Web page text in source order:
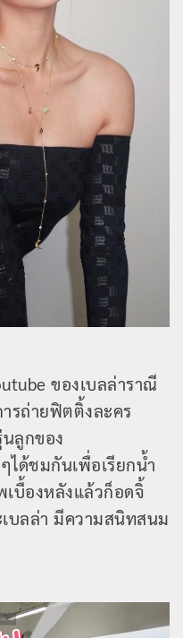
ของเบลล่าราณี
รถ่ายฟิตติ้งละคร
ลูกของ
ด้ชมกันเพื่อเรียกน้ำ
เบื้องหลังแล้วก็อดจิ้
บลล่า มีความสนิทสนม